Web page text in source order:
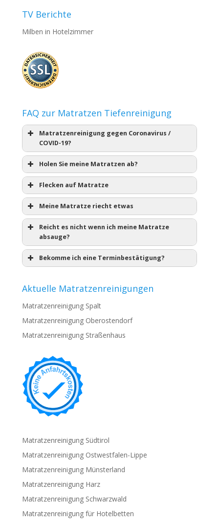
TV Berichte
Milben in Hotelzimmer
FAQ zur Matratzen Tiefenreinigung
Matratzenreinigung gegen Coronavirus /
COVID-19?
Holen Sie meine Matratzen ab?
Flecken auf Matratze
Meine Matratze riecht etwas
Reicht es nicht wenn ich meine Matratze
absauge?
Bekomme ich eine Terminbestätigung?
Aktuelle Matratzenreinigungen
Matratzenreinigung Spalt
Matratzenreinigung Oberostendorf
Matratzenreinigung Straßenhaus
Matratzenreinigung Südtirol
Matratzenreinigung Ostwestfalen-Lippe
Matratzenreinigung Münsterland
Matratzenreinigung Harz
Matratzenreinigung Schwarzwald
Matratzenreinigung für Hotelbetten